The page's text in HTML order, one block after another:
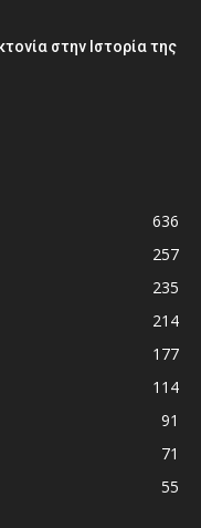
στην Ιστορία της
636
257
235
214
177
114
91
71
55